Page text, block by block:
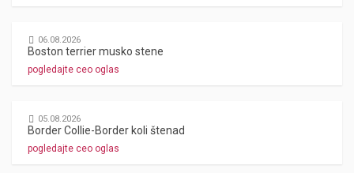
06.08.2026
Boston terrier musko stene
pogledajte ceo oglas
05.08.2026
Border Collie-Border koli štenad
pogledajte ceo oglas